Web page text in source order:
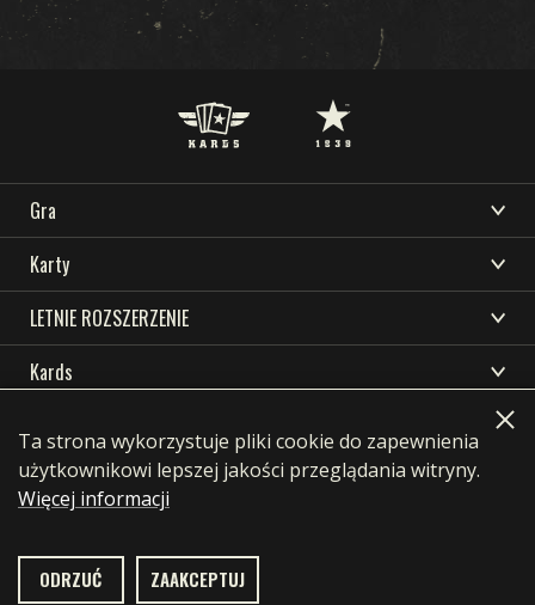
Ta strona wykorzystuje pliki cookie do zapewnienia
użytkownikowi lepszej jakości przeglądania witryny.
Więcej informacji
ODRZUĆ ZAAKCEPTUJ
POBIERZ WSPARCIE
AKTUALNOŚCI
SPOŁECZNOŚĆ
JĘZYK
English 简体中文 繁體中文
Français
Deutsch
Português Pусский
Italiano
Español
Gra
CZYM JEST KARDS
JAK GRAĆ
SKLEP
KRAJE
AKADEMIA KARDS
FAQ
Karty
KOLEKCJA
KREATOR TALII
TALIE
DRAFT
LETNIE ROZSZERZENIE
BURZA W OCEANII
FRONT KRAJOWY
PRZEWAGA POWIETRZNA
ZJEDNOCZONY FRONT
Kards
WSPARCIE
AKTUALNOŚCI
E-SPORT KARDS
Privacy Policy Terms of use